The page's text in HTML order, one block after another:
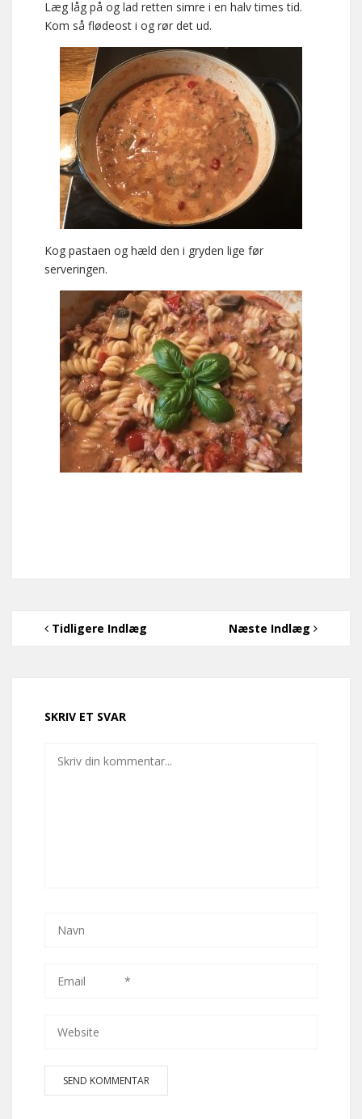
Læg låg på og lad retten simre i en halv times tid.
Kom så flødeost i og rør det ud.
Kog pastaen og hæld den i gryden lige før
serveringen.
Tidligere Indlæg Næste Indlæg
SKRIV ET SVAR